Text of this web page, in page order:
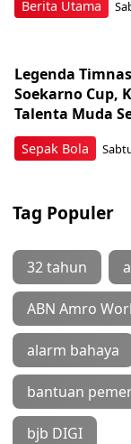
Berita Utama
Sepak Bola
Legenda
Soekarno Cup,
Talenta Muda
Tag Populer
32 tahun
ABN Amro
alarm bahaya
bantuan
bjb DIGI